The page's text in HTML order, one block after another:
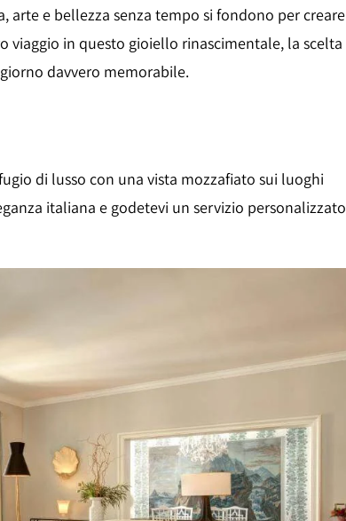
arte e bellezza senza tempo si fondono per creare
viaggio in questo gioiello rinascimentale, la scelta
davvero memorabile.
di lusso con una vista mozzafiato sui luoghi
italiana e godetevi un servizio personalizzato